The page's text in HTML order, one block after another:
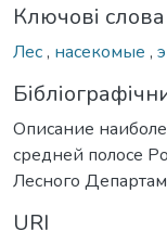
Ключові слова
Лес, насекомые ,
Описание
средней полосе
Лесного
URI